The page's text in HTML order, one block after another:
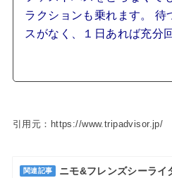
ラクションも乗れます。 待
スがなく、１日あれば充分
引用元：https://www.tripadvisor.jp/
関連記事
ニモ&フレンズシーライ